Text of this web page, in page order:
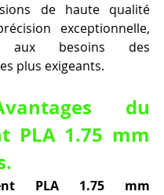
de haute qualité
exceptionnelle,
aux besoins des
plus exigeants.
du
PLA 1.75 mm
PLA 1.75 mm